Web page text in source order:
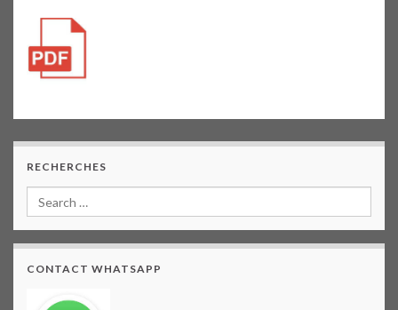
RECHERCHES
CONTACT WHATSAPP